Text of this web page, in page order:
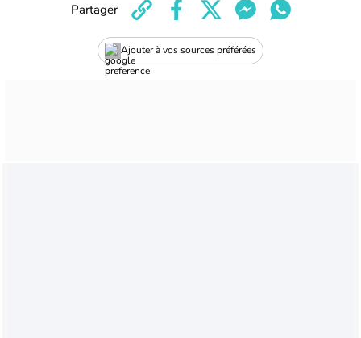
Ajouter à vos sources préférées
Partager